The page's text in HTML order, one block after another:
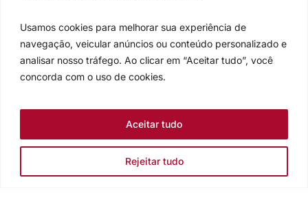
Usamos cookies para melhorar sua experiência de
navegação, veicular anúncios ou conteúdo personalizado e
analisar nosso tráfego. Ao clicar em “Aceitar tudo”, você
concorda com o uso de cookies.
Rejeitar tudo
Aceitar tudo